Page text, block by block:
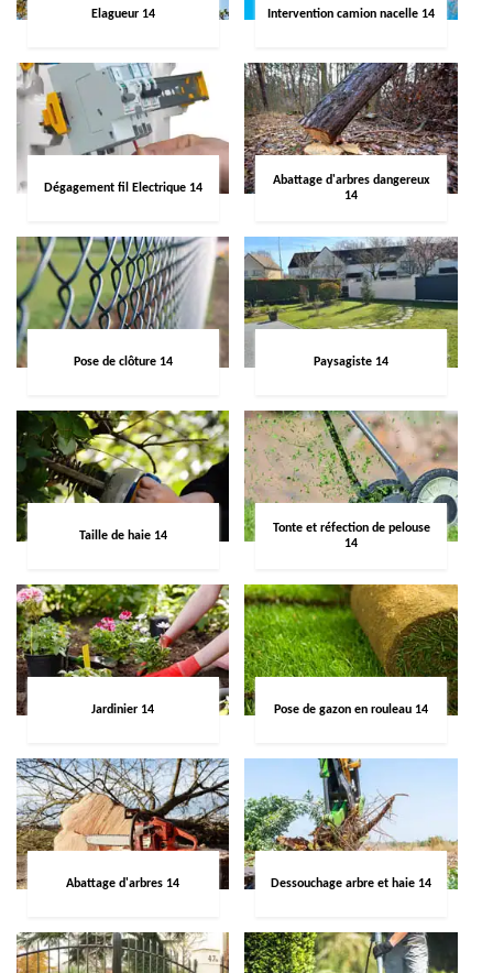
Elagueur 14 Intervention camion nacelle 14
Dégagement fil Electrique 14
Abattage d'arbres dangereux
14
Pose de clôture 14 Paysagiste 14
Taille de haie 14
Tonte et réfection de pelouse
14
Jardinier 14 Pose de gazon en rouleau 14
Abattage d'arbres 14 Dessouchage arbre et haie 14